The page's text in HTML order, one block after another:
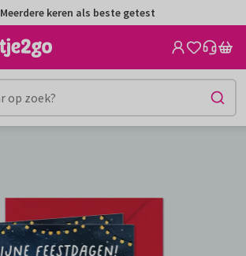
Meerdere keren als beste getest